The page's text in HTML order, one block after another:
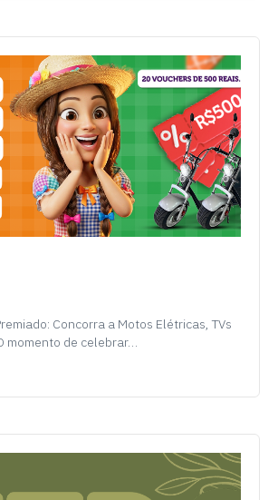
Concorra a Motos Elétricas, TVs
momento de celebrar…